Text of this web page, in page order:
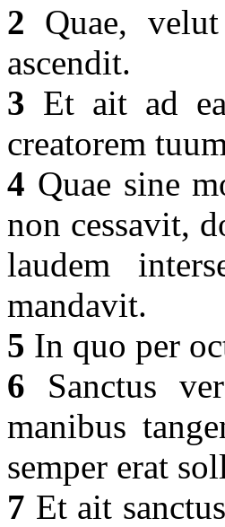
2 Quae,
ascendit.
3 Et ait ad
creatorem
4 Quae sine
non cessavit,
laudem
mandavit.
5 In quo per
6 Sanctus
manibus
semper erat
7 Et ait